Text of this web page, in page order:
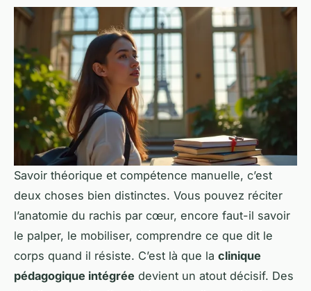
Savoir théorique et compétence manuelle, c’est
deux choses bien distinctes. Vous pouvez réciter
l’anatomie du rachis par cœur, encore faut-il savoir
le palper, le mobiliser, comprendre ce que dit le
corps quand il résiste. C’est là que la clinique
pédagogique intégrée devient un atout décisif. Des